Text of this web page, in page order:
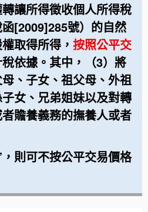
讓所得徵收個人所得稅
[2009]285號）的自然
取得所得， 按照公平交
依據。其中，（3）將
、子女、祖父母、外祖
女、兄弟姐妹以及對轉
贍養義務的撫養人或者
則可不按公平交易價格